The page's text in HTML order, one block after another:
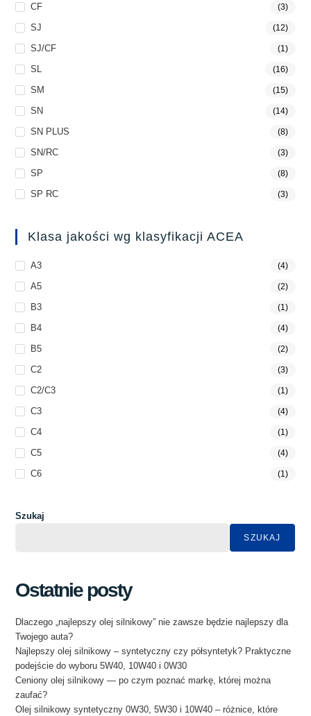
CF (3)
SJ (12)
SJ/CF (1)
SL (16)
SM (15)
SN (14)
SN PLUS (8)
SN/RC (3)
SP (8)
SP RC (3)
Klasa jakości wg klasyfikacji ACEA
A3 (4)
A5 (2)
B3 (1)
B4 (4)
B5 (2)
C2 (3)
C2/C3 (1)
C3 (4)
C4 (1)
C5 (4)
C6 (1)
Szukaj
SZUKAJ
Ostatnie posty
Dlaczego „najlepszy olej silnikowy” nie zawsze będzie najlepszy dla
Twojego auta?
Najlepszy olej silnikowy – syntetyczny czy półsyntetyk? Praktyczne
podejście do wyboru 5W40, 10W40 i 0W30
Ceniony olej silnikowy — po czym poznać markę, której można
zaufać?
Olej silnikowy syntetyczny 0W30, 5W30 i 10W40 – różnice, które